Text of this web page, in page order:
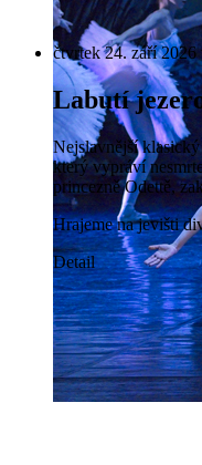
čtvrtek 24. září
Labutí
Nejslavnější
který vypráví
princezně Odettě,
Hrajeme na jevišti
Detail